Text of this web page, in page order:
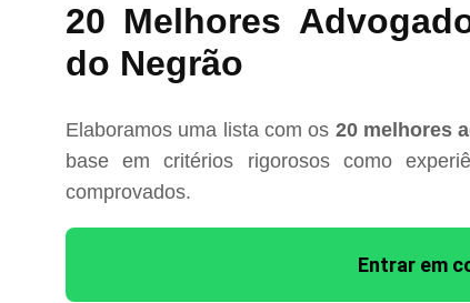
20 Melhores
do Negrão
Elaboramos uma lista com os 20 melhores
base em critérios rigorosos como
comprovados.
Entrar em